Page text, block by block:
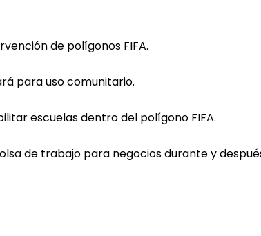
de polígonos FIFA.
para uso comunitario.
escuelas dentro del polígono FIFA.
de trabajo para negocios durante y